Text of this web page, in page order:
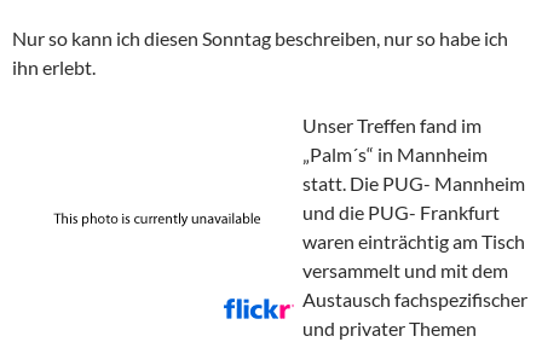
Nur so kann ich diesen Sonntag beschreiben, nur so habe ich
ihn erlebt.
Unser Treffen fand im
„Palm´s“ in Mannheim
statt. Die PUG- Mannheim
und die PUG- Frankfurt
waren einträchtig am Tisch
versammelt und mit dem
Austausch fachspezifischer
und privater Themen